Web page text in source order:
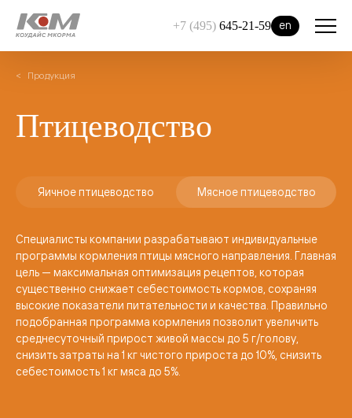
+7 (495) 645-21-59 en
Продукция
Птицеводство
Яичное птицеводство Мясное птицеводство
Специалисты компании разрабатывают индивидуальные
программы кормления птицы мясного направления. Главная
цель — максимальная оптимизация рецептов, которая
существенно снижает себестоимость кормов, сохраняя
высокие показатели питательности и качества. Правильно
подобранная программа кормления позволит увеличить
среднесуточный прирост живой массы до 5 г/голову,
снизить затраты на 1 кг чистого прироста до 10%, снизить
себестоимость 1 кг мяса до 5%.